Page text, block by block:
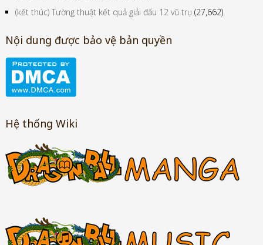
(kết thúc) Tường thuật kết quả giải đấu 12 vũ trụ (27,662)
Nội dung được bảo vệ bản quyền
Hệ thống Wiki